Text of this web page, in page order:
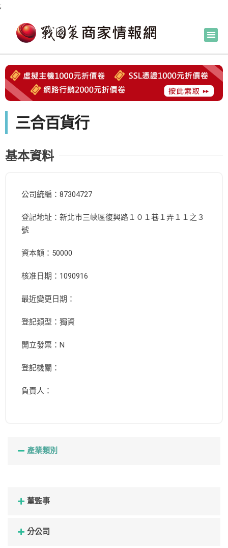
;
三合百貨行
基本資料
公司統編：87304727
登記地址：新北市三峽區復興路１０１巷１弄１１之３
號
資本額：50000
核准日期：1090916
最近變更日期：
登記類型：獨資
開立發票：N
登記機關：
負責人：
產業類別
董監事
分公司